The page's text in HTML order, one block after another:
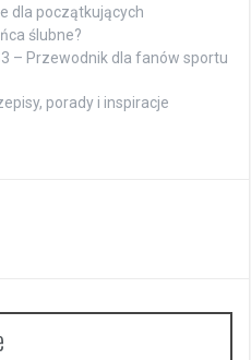
dla początkujących
ślubne?
– Przewodnik dla fanów sportu
porady i inspiracje